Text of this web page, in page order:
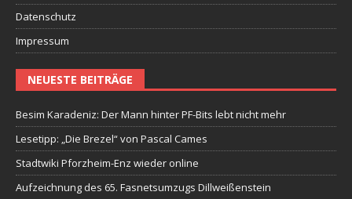
Datenschutz
Impressum
NEUESTE BEITRÄGE
Besim Karadeniz: Der Mann hinter PF-Bits lebt nicht mehr
Lesetipp: „Die Brezel“ von Pascal Cames
Stadtwiki Pforzheim-Enz wieder online
Aufzeichnung des 65. Fasnetsumzugs Dillweißenstein